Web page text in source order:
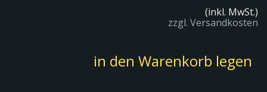
(inkl. MwSt.)
zzgl. Versandkosten
in den Warenkorb legen